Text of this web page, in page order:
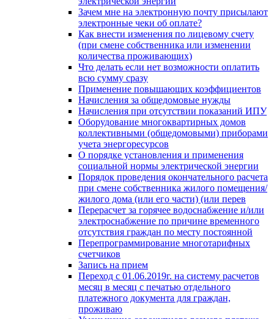
Зачем мне на электронную почту присылают
электронные чеки об оплате?
Как внести изменения по лицевому счету
(при смене собственника или изменении
количества проживающих)
Что делать если нет возможности оплатить
всю сумму сразу
Применение повышающих коэффициентов
Начисления за общедомовые нужды
Начисления при отсутствии показаний ИПУ
Оборудование многоквартирных домов
коллективными (общедомовыми) приборами
учета энергоресурсов
О порядке установления и применения
социальной нормы электрической энергии
Порядок проведения окончательного расчета
при смене собственника жилого помещения/
жилого дома (или его части) (или перев
Перерасчет за горячее водоснабжение и/или
электроснабжение по причине временного
отсутствия граждан по месту постоянной
Перепрограммирование многотарифных
счетчиков
Запись на прием
Переход с 01.06.2019г. на систему расчетов
месяц в месяц с печатью отдельного
платежного документа для граждан,
проживаю